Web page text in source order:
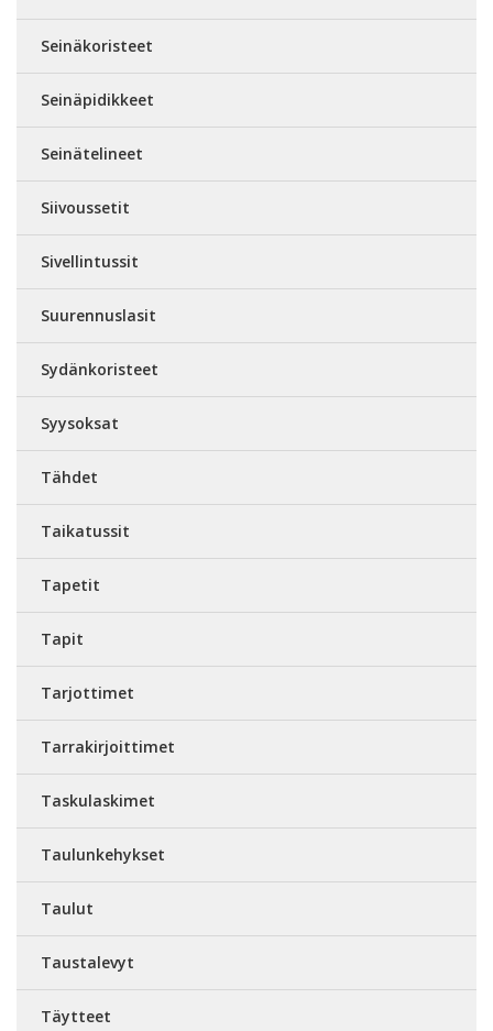
Seinäkoristeet
Seinäpidikkeet
Seinätelineet
Siivoussetit
Sivellintussit
Suurennuslasit
Sydänkoristeet
Syysoksat
Tähdet
Taikatussit
Tapetit
Tapit
Tarjottimet
Tarrakirjoittimet
Taskulaskimet
Taulunkehykset
Taulut
Taustalevyt
Täytteet